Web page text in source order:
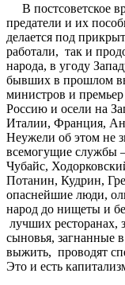
В постсоветское
предатели и их
делается под
работали, так и
народа, в угоду
бывших в прошлом
министров и
Россию и осели на
Италии, Франция,
Неужели об этом не
всемогущие службы
Чубайс,
Потанин, Кудрин,
опаснейшие люди,
народ до нищеты и
лучших ресторанах,
сыновья, загнанные
выжить, проводят
Это и есть